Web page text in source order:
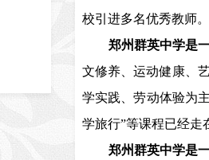
校引进多名优秀教师
郑州群英中学是一
文修养、运动健康、
学实践、劳动体验为
学旅行”等课程已经走
郑州群英中学是一